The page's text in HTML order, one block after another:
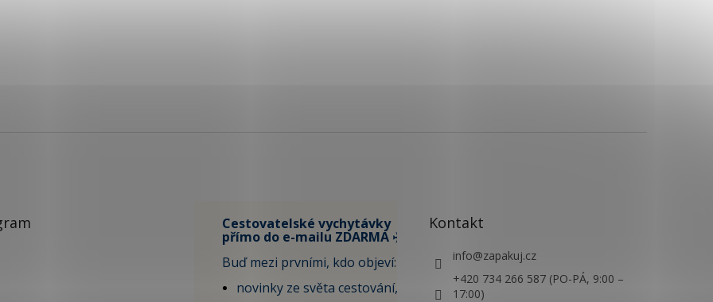
Cestovatelské vychytávky
přímo do e-mailu ZDARMA ✈️
Buď mezi prvními, kdo objeví:
novinky ze světa cestování,
Kontakt
info@zapakuj.cz
+420 734 266 587 (PO-PÁ, 9:00 –
17:00)